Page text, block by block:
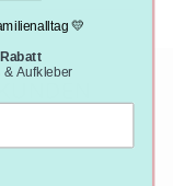
💛
& Aufkleber